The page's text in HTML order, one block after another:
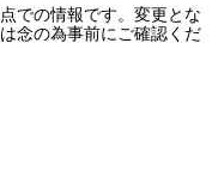
での情報です。変更とな
念の為事前にご確認くだ